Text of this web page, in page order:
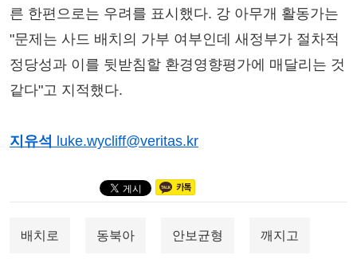
른 한편으로는 우려를 표시했다. 강 아무개 활동가는
"문제는 사드 배치의 가부 여부인데 새정부가 절차적
정당성과 이를 뒷받침할 환경영향평가에 매달리는 것
같다"고 지적했다.
지유석 luke.wycliff@veritas.kr
배치로 동북아 안보균형 깨지고